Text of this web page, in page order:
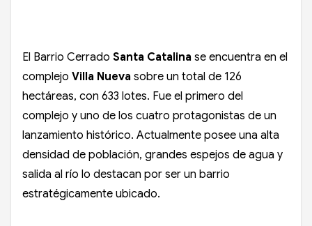
El Barrio Cerrado Santa Catalina se encuentra en el
complejo Villa Nueva sobre un total de 126
hectáreas, con 633 lotes. Fue el primero del
complejo y uno de los cuatro protagonistas de un
lanzamiento histórico. Actualmente posee una alta
densidad de población, grandes espejos de agua y
salida al río lo destacan por ser un barrio
estratégicamente ubicado.